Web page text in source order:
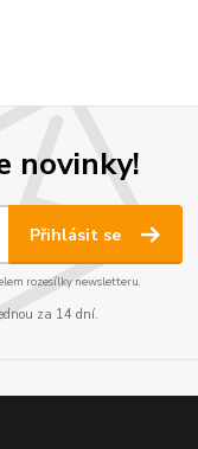
novinky!
Přihlásit se
rozesílky newsletteru.
za 14 dní.